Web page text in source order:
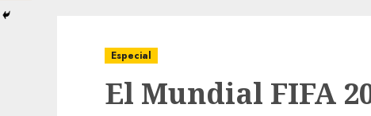
Especial
El Mundial FIFA